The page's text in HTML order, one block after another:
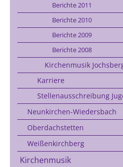
Berichte 2011
Berichte 2010
Berichte 2009
Berichte 2008
Kirchenmusik
Karriere
Stellenausschreibung
Neunkirchen-Wiedersbach
Oberdachstetten
Weißenkirchberg
Kirchenmusik